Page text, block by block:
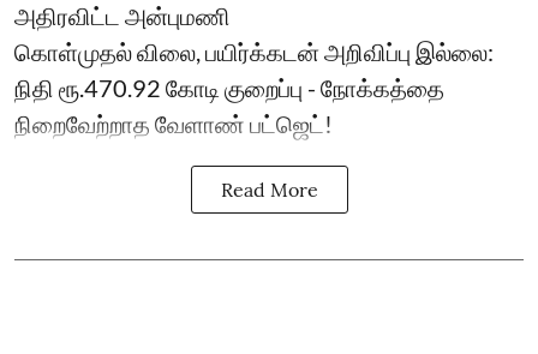
அதிரவிட்ட அன்புமணி
கொள்முதல் விலை, பயிர்க்கடன் அறிவிப்பு இல்லை:
நிதி ரூ.470.92 கோடி குறைப்பு - நோக்கத்தை
நிறைவேற்றாத வேளாண் பட்ஜெட்!
Read More